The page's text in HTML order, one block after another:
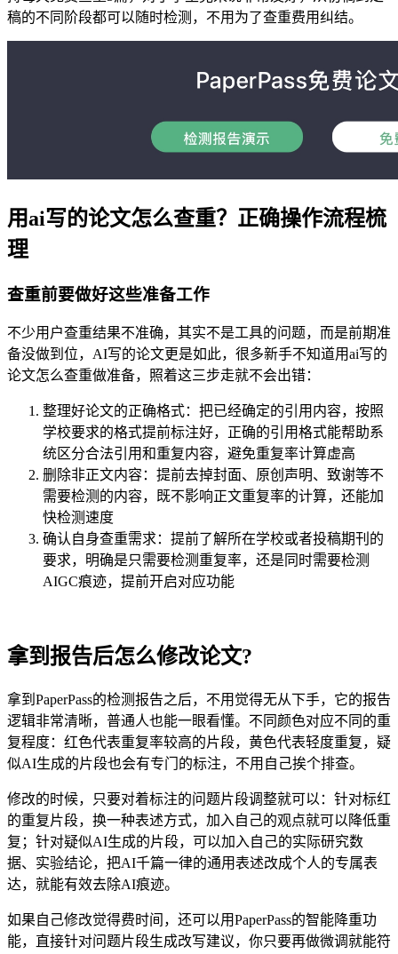
稿的不同阶段都可以随时检测，不用为了查重费用纠结。
用ai写的论文怎么查重？正确操作流程梳
理
查重前要做好这些准备工作
不少用户查重结果不准确，其实不是工具的问题，而是前期准
备没做到位，AI写的论文更是如此，很多新手不知道用ai写的
论文怎么查重做准备，照着这三步走就不会出错：
整理好论文的正确格式：把已经确定的引用内容，按照
学校要求的格式提前标注好，正确的引用格式能帮助系
统区分合法引用和重复内容，避免重复率计算虚高
删除非正文内容：提前去掉封面、原创声明、致谢等不
需要检测的内容，既不影响正文重复率的计算，还能加
快检测速度
确认自身查重需求：提前了解所在学校或者投稿期刊的
要求，明确是只需要检测重复率，还是同时需要检测
AIGC痕迹，提前开启对应功能
拿到报告后怎么修改论文?
拿到PaperPass的检测报告之后，不用觉得无从下手，它的报告
逻辑非常清晰，普通人也能一眼看懂。不同颜色对应不同的重
复程度：红色代表重复率较高的片段，黄色代表轻度重复，疑
似AI生成的片段也会有专门的标注，不用自己挨个排查。
修改的时候，只要对着标注的问题片段调整就可以：针对标红
的重复片段，换一种表述方式，加入自己的观点就可以降低重
复；针对疑似AI生成的片段，可以加入自己的实际研究数
据、实验结论，把AI千篇一律的通用表述改成个人的专属表
达，就能有效去除AI痕迹。
如果自己修改觉得费时间，还可以用PaperPass的智能降重功
能，直接针对问题片段生成改写建议，你只要再做微调就能符